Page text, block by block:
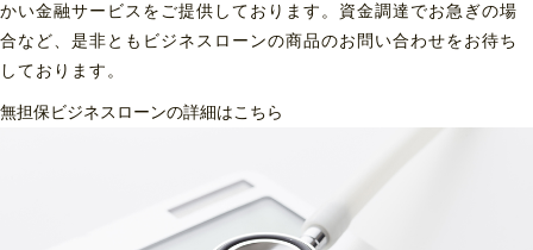
かい金融サービスをご提供しております。資金調達でお急ぎの場
合など、是非ともビジネスローンの商品のお問い合わせをお待ち
しております。
無担保ビジネスローンの詳細はこちら